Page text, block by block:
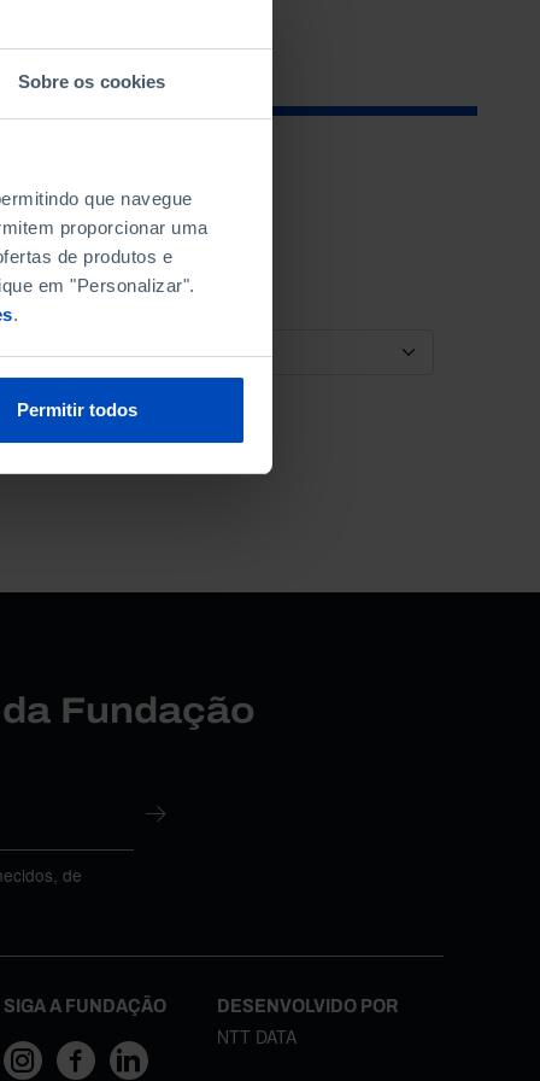
Sobre os cookies
que navegue
proporcionar uma
de produtos e
em "Personalizar".
.
Permitir todos
ORDENAR POR
Fundação
de
SIGA A FUNDAÇÃO DESENVOLVIDO POR
NTT DATA